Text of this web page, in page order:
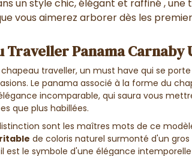
un style chic, élégant et raffiné , une
vous aimerez arborer dès les
Traveller Panama Carnaby
traveller, un must have qui se
Le panama associé à la forme du
incomparable, qui saura vous
que plus habillées.
sont les maîtres mots de ce
de coloris naturel surmonté d'un
est le symbole d'une élégance